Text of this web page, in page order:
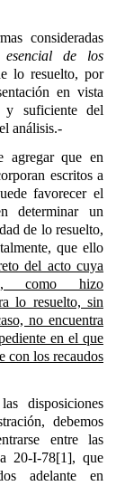
consideradas
de los
lo resuelto, por
en vista
y suficiente del
análisis.-
agregar que en
escritos a
favorecer el
determinar un
de lo resuelto,
que ello
del acto cuya
como hizo
lo resuelto, sin
no encuentra
en el que
con los recaudos
disposiciones
debemos
entre las
20-I-78[1], que
adelante en